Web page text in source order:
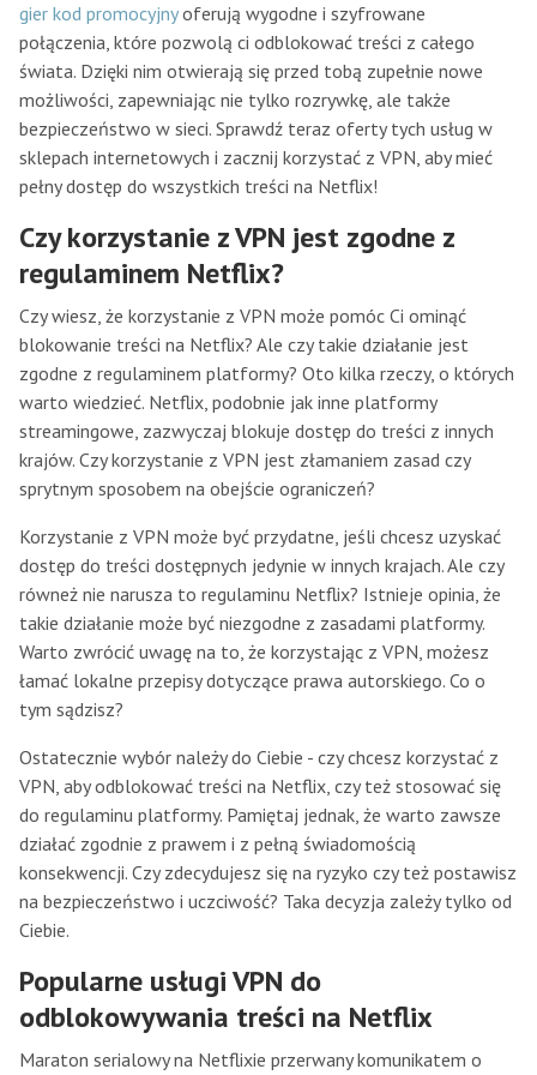
gier kod promocyjnyoferują wygodne i szyfrowane
połączenia, które pozwolą ci odblokować treści z całego
świata. Dzięki nim otwierają się przed tobą zupełnie nowe
możliwości, zapewniając nie tylko rozrywkę, ale także
bezpieczeństwo w sieci. Sprawdź teraz oferty tych usług w
sklepach internetowych i zacznij korzystać z VPN, aby mieć
pełny dostęp do wszystkich treści na Netflix!
Czy korzystanie z VPN jest zgodne z
regulaminem Netflix?
Czy wiesz, że korzystanie z VPN może pomóc Ci ominąć
blokowanie treści na Netflix? Ale czy takie działanie jest
zgodne z regulaminem platformy? Oto kilka rzeczy, o których
warto wiedzieć. Netflix, podobnie jak inne platformy
streamingowe, zazwyczaj blokuje dostęp do treści z innych
krajów. Czy korzystanie z VPN jest złamaniem zasad czy
sprytnym sposobem na obejście ograniczeń?
Korzystanie z VPN może być przydatne, jeśli chcesz uzyskać
dostęp do treści dostępnych jedynie w innych krajach. Ale czy
równeż nie narusza to regulaminu Netflix? Istnieje opinia, że
takie działanie może być niezgodne z zasadami platformy.
Warto zwrócić uwagę na to, że korzystając z VPN, możesz
łamać lokalne przepisy dotyczące prawa autorskiego. Co o
tym sądzisz?
Ostatecznie wybór należy do Ciebie - czy chcesz korzystać z
VPN, aby odblokować treści na Netflix, czy też stosować się
do regulaminu platformy. Pamiętaj jednak, że warto zawsze
działać zgodnie z prawem i z pełną świadomością
konsekwencji. Czy zdecydujesz się na ryzyko czy też postawisz
na bezpieczeństwo i uczciwość? Taka decyzja zależy tylko od
Ciebie.
Popularne usługi VPN do
odblokowywania treści na Netflix
Maraton serialowy na Netflixie przerwany komunikatem o